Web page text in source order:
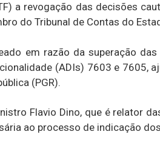
a revogação das decisões
do Tribunal de Contas do
em razão da superação
(ADIs) 7603 e 7605,
(PGR).
Flavio Dino, que é relator
ao processo de indicação